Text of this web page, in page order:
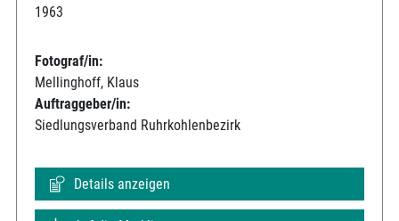
1963
Fotograf/in:
Mellinghoff, Klaus
Auftraggeber/in:
Siedlungsverband Ruhrkohlenbezirk
Details anzeigen